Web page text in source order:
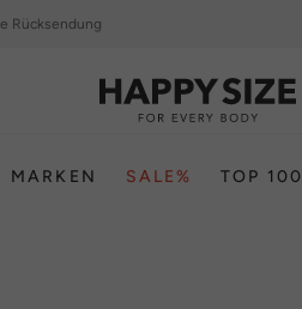
Rücksendung
MARKEN SALE% TOP 100